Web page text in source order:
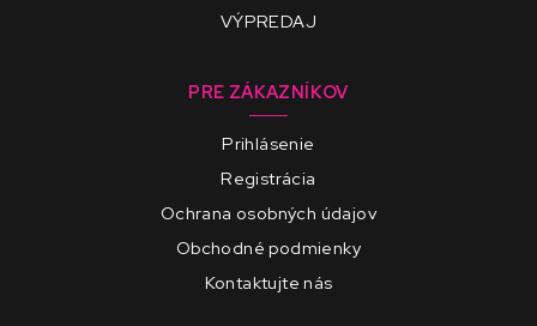
VÝPREDAJ
PRE ZÁKAZNÍKOV
Prihlásenie
Registrácia
Ochrana osobných údajov
Obchodné podmienky
Kontaktujte nás